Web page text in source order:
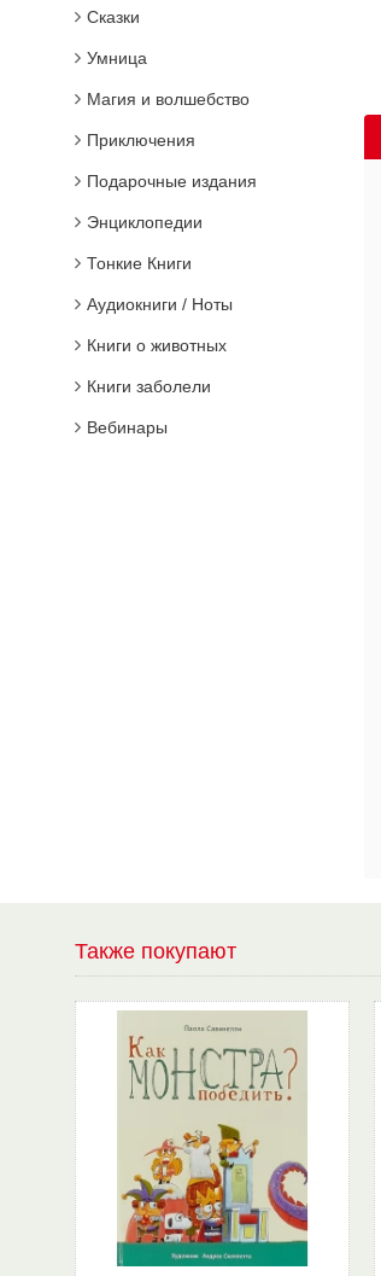
Сказки
Умница
Магия и волшебство
Приключения
Подарочные издания
Энциклопедии
Тонкие Книги
Аудиокниги / Ноты
Книги о животных
Книги заболели
Вебинары
Также покупают